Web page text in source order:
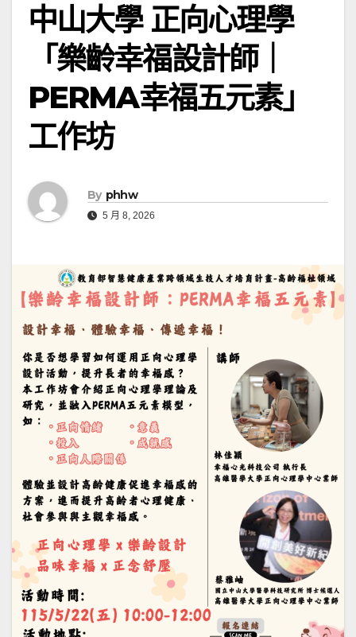
中山大學 正向心理學
「樂齡幸福設計師｜
PERMA幸福五元素」
工作坊
By phhw
5 月 8, 2026